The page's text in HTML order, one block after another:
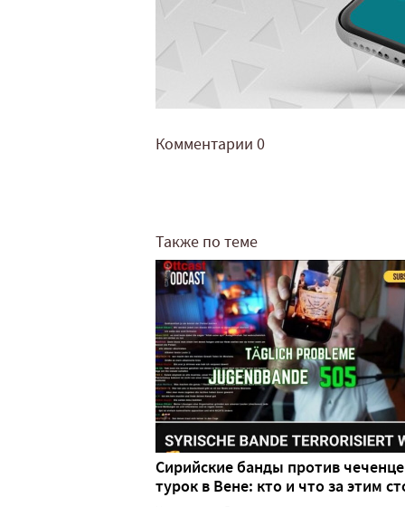
Комментарии 0
Также по теме
Сирийские банды против
турок в Вене: кто и что за этим